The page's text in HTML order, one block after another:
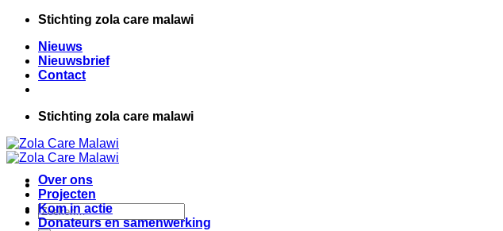
inhoud
Stichting zola care malawi
Nieuws
Nieuwsbrief
Contact
Stichting zola care malawi
Zoeken
naar:
Over ons
Projecten
Kom in actie
Donateurs en samenwerking